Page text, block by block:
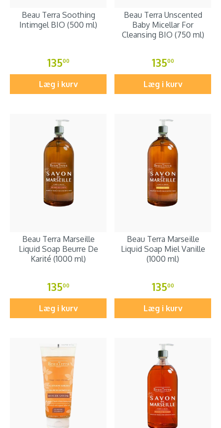
Beau Terra Soothing
Intimgel BIO (500 ml)
13500
Læg i kurv
Beau Terra Unscented
Baby Micellar For
Cleansing BIO (750 ml)
13500
Læg i kurv
Beau Terra Marseille
Liquid Soap Beurre De
Karité (1000 ml)
13500
Læg i kurv
Beau Terra Marseille
Liquid Soap Miel Vanille
(1000 ml)
13500
Læg i kurv